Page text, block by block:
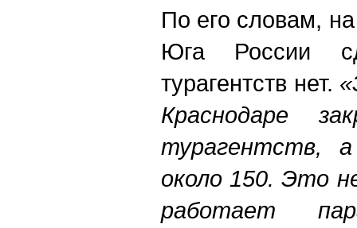
По его словам,
Юга России
турагентств нет.
Краснодаре
турагентств,
около 150. Это
работает